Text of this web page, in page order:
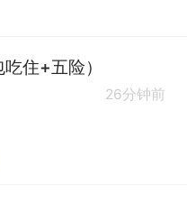
住+五险）
26分钟前